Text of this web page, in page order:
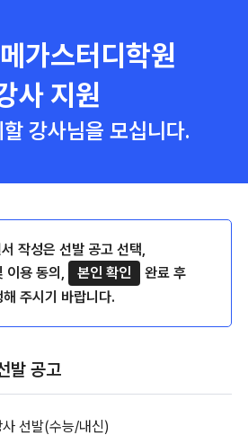
가스터디학원
사 지원
강사님을 모십니다.
작성은 선발 공고 선택,
이용 동의,
본인 확인
완료 후
해 주시기 바랍니다.
발 공고
선발(수능/내신)